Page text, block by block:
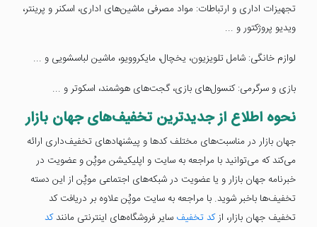
تجهیزات اداری و ارتباطات: مواد مصرفی ماشین‌های اداری، اسکنر و پرینتر،
ویدیو پروژکتور و ...
لوازم خانگی: شامل تلویزیون، یخچال، مایکروویو، ماشین لباسشویی و ...
بازی و سرگرمی: کنسول‌های بازی، گجت‌های هوشمند، اسکوتر و ...
نحوه اطلاع از جدیدترین تخفیف‌های جهان بازار
جهان بازار در مناسبت‌های مختلف کدها و پیشنهادهای تخفیف‌داری ارائه
می‌کند که می‌توانید با مراجعه به سایت و اپلیکیشن موپُن و عضویت در
خبرنامه جهان بازار و یا عضویت در شبکه‌های اجتماعی موپُن از این دسته
تخفیف‌ها باخبر شوید. با مراجعه به سایت موپُن علاوه بر دریافت کد
تخفیف جهان بازار، ازکد تخفیف سایر فروشگاه‌های اینترنتی مانندکد